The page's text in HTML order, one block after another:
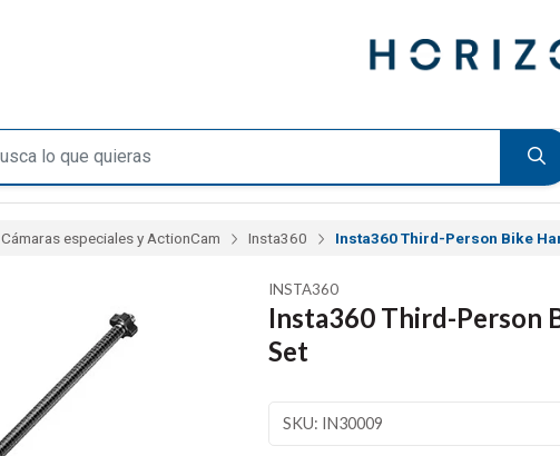
Cámaras especiales y ActionCam Insta360 Insta360 Third-Person Bike
INSTA360
Insta360 Third-Person
Set
SKU: IN30009